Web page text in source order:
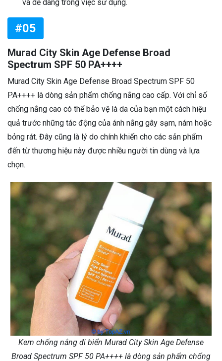
và dễ dàng trong việc sử dụng.
#05
Murad City Skin Age Defense Broad
Spectrum SPF 50 PA++++
Murad City Skin Age Defense Broad Spectrum SPF 50
PA++++ là dòng sản phẩm chống nắng cao cấp. Với chỉ số
chống nắng cao có thể bảo vệ là da của bạn một cách hiệu
quả trước những tác động của ánh nắng gây sạm, nám hoặc
bỏng rát. Đây cũng là lý do chính khiến cho các sản phẩm
đến từ thương hiệu này được nhiều người tin dùng và lựa
chọn.
Kem chống nắng đi biển Murad City Skin Age Defense
Broad Spectrum SPF 50 PA++++ là dòng sản phẩm chống